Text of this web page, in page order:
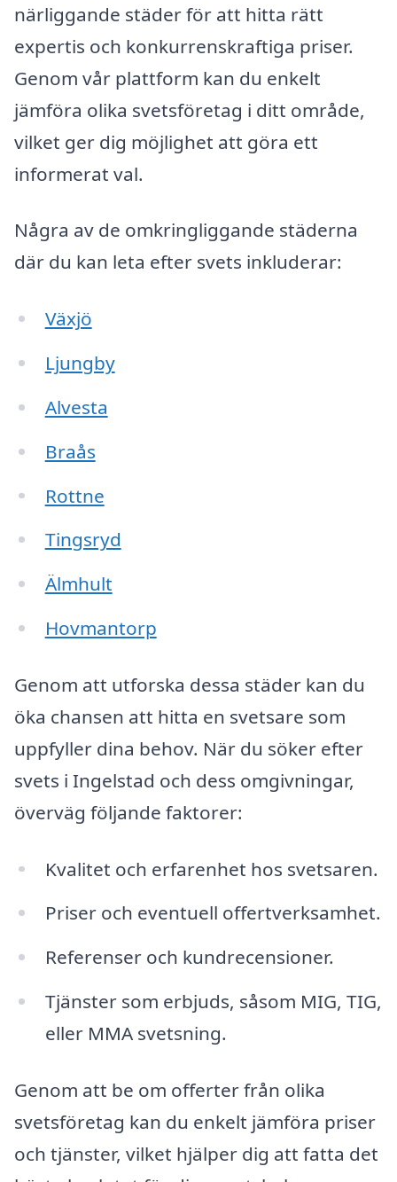
närliggande städer för att hitta rätt
expertis och konkurrenskraftiga priser.
Genom vår plattform kan du enkelt
jämföra olika svetsföretag i ditt område,
vilket ger dig möjlighet att göra ett
informerat val.
Några av de omkringliggande städerna
där du kan leta efter svets inkluderar:
Växjö
Ljungby
Alvesta
Braås
Rottne
Tingsryd
Älmhult
Hovmantorp
Genom att utforska dessa städer kan du
öka chansen att hitta en svetsare som
uppfyller dina behov. När du söker efter
svets i Ingelstad och dess omgivningar,
överväg följande faktorer:
Kvalitet och erfarenhet hos svetsaren.
Priser och eventuell offertverksamhet.
Referenser och kundrecensioner.
Tjänster som erbjuds, såsom MIG, TIG,
eller MMA svetsning.
Genom att be om offerter från olika
svetsföretag kan du enkelt jämföra priser
och tjänster, vilket hjälper dig att fatta det